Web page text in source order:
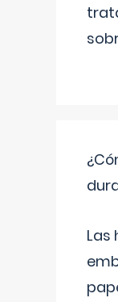
Las